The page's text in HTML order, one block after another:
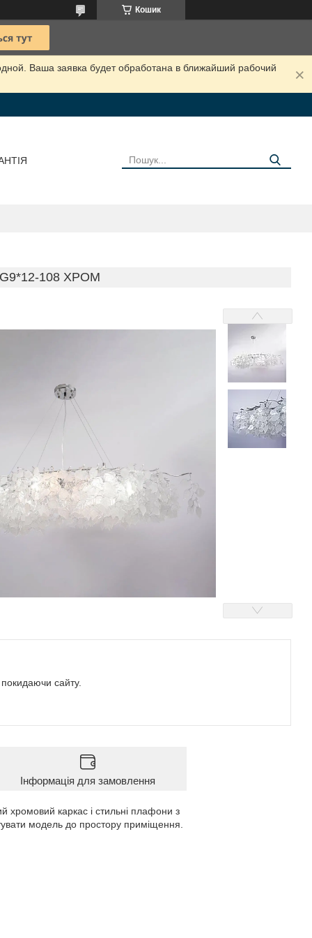
Кошик
Ваша заявка будет обработана в ближайший рабочий
108 ХРОМ
сайту.
Інформація для замовлення
хромовий каркас і стильні плафони з
модель до простору приміщення.